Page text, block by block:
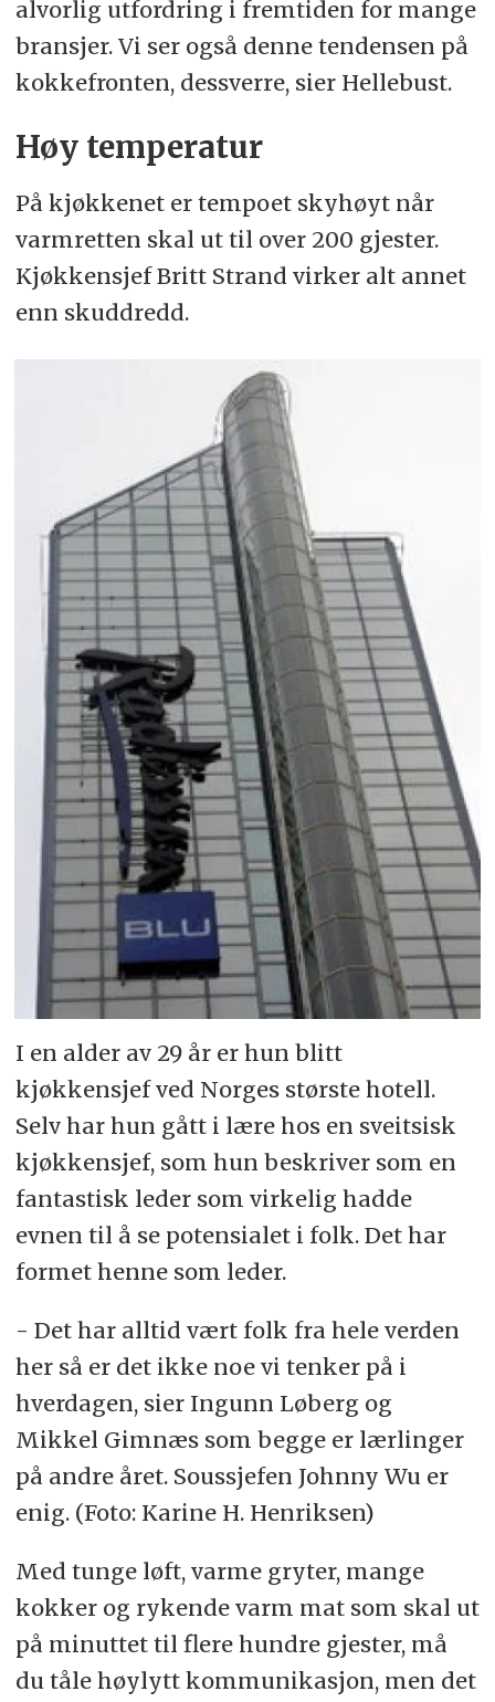
alvorlig utfordring i fremtiden for mange
bransjer. Vi ser også denne tendensen på
kokkefronten, dessverre, sier Hellebust.
Høy temperatur
På kjøkkenet er tempoet skyhøyt når
varmretten skal ut til over 200 gjester.
Kjøkkensjef Britt Strand virker alt annet
enn skuddredd.
I en alder av 29 år er hun blitt
kjøkkensjef ved Norges største hotell.
Selv har hun gått i lære hos en sveitsisk
kjøkkensjef, som hun beskriver som en
fantastisk leder som virkelig hadde
evnen til å se potensialet i folk. Det har
formet henne som leder.
- Det har alltid vært folk fra hele verden
her så er det ikke noe vi tenker på i
hverdagen, sier Ingunn Løberg og
Mikkel Gimnæs som begge er lærlinger
på andre året. Soussjefen Johnny Wu er
enig. (Foto: Karine H. Henriksen)
Med tunge løft, varme gryter, mange
kokker og rykende varm mat som skal ut
på minuttet til flere hundre gjester, må
du tåle høylytt kommunikasjon, men det